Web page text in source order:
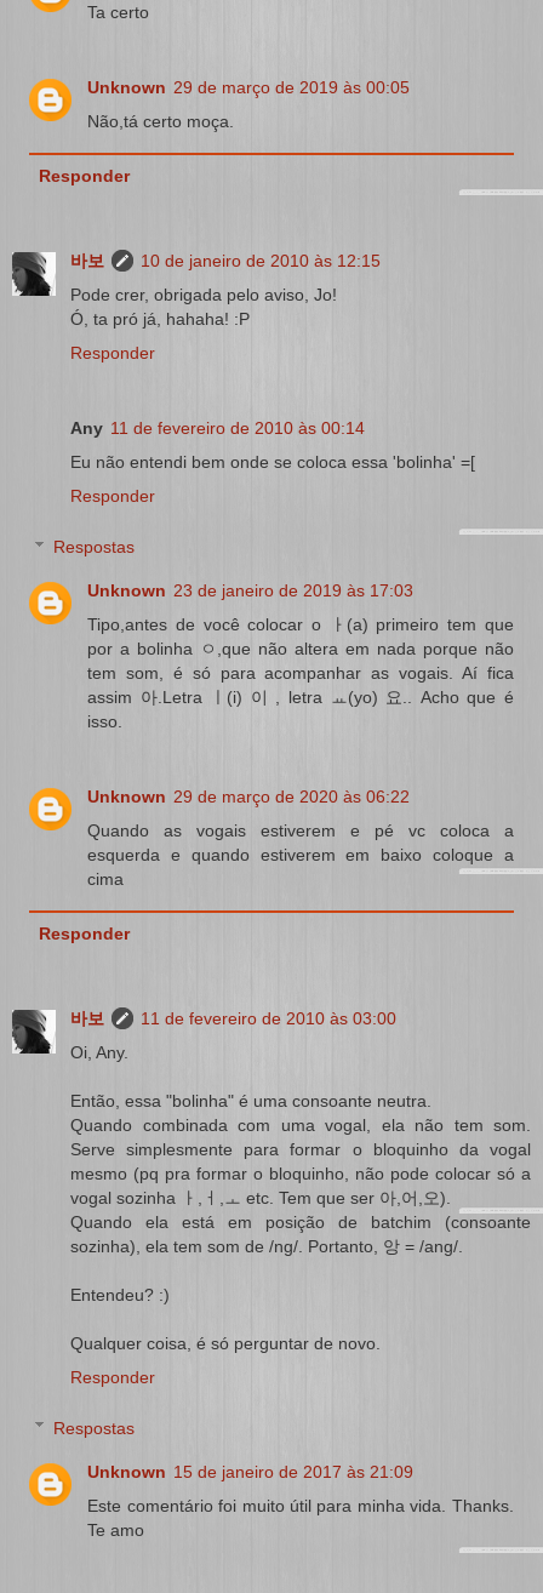
Ta certo
Unknown 29 de março de 2019 às 00:05
Não,tá certo moça.
Responder
바보
10 de janeiro de 2010 às 12:15
Pode crer, obrigada pelo aviso, Jo!
Ó, ta pró já, hahaha! :P
Responder
Any 11 de fevereiro de 2010 às 00:14
Eu não entendi bem onde se coloca essa 'bolinha' =[
Responder
Respostas
Unknown 23 de janeiro de 2019 às 17:03
Tipo,antes de você colocar o ㅏ(a) primeiro tem que
por a bolinha ㅇ,que não altera em nada porque não
tem som, é só para acompanhar as vogais. Aí fica
assim 아.Letra ㅣ(i) 이 , letra ㅛ(yo) 요.. Acho que é
isso.
Unknown 29 de março de 2020 às 06:22
Quando as vogais estiverem e pé vc coloca a
esquerda e quando estiverem em baixo coloque a
cima
Responder
바보
11 de fevereiro de 2010 às 03:00
Oi, Any.
Então, essa "bolinha" é uma consoante neutra.
Quando combinada com uma vogal, ela não tem som.
Serve simplesmente para formar o bloquinho da vogal
mesmo (pq pra formar o bloquinho, não pode colocar só a
vogal sozinha ㅏ,ㅓ,ㅗ etc. Tem que ser 아,어,오).
Quando ela está em posição de batchim (consoante
sozinha), ela tem som de /ng/. Portanto, 앙 = /ang/.
Entendeu? :)
Qualquer coisa, é só perguntar de novo.
Responder
Respostas
Unknown 15 de janeiro de 2017 às 21:09
Este comentário foi muito útil para minha vida. Thanks.
Te amo